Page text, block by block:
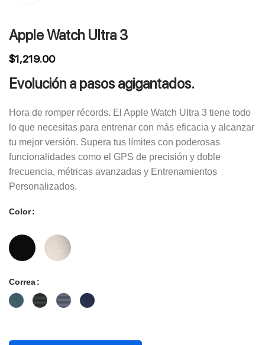
Apple Watch Ultra 3
$1,219.00
Evolución a pasos agigantados.
Hora de romper récords. El Apple Watch Ultra 3 tiene todo
lo que necesitas para entrenar con más eficacia y alcanzar
tu mejor versión. Supera tus límites con poderosas
funcionalidades como el GPS de precisión y doble
frecuencia, métricas avanzadas y Entrenamientos
Personalizados.
Color
Correa